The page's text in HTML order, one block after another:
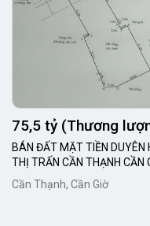
75,5 tỷ (Thương
BÁN ĐẤT MẶT TIỀN DUYÊN
THỊ TRẤN CẦN THẠNH CẦN
Cần Thạnh, Cần Giờ